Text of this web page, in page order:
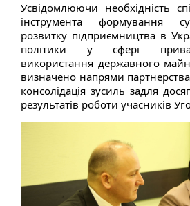
Усвідомлюючи необхідність
інструмента формування
розвитку підприємництва в
політики у сфері
використання державного
визначено напрями партнерства
консолідація зусиль задля
результатів роботи учасників